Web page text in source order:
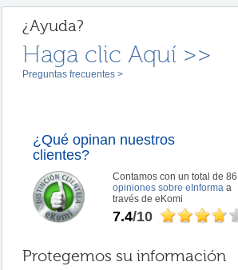
¿Ayuda?
Haga clic Aquí >>
Preguntas frecuentes >
¿Qué opinan nuestros
clientes?
Contamos con un total de
opiniones sobre eInforma a
través de eKomi
7.4/10
Protegemos su información